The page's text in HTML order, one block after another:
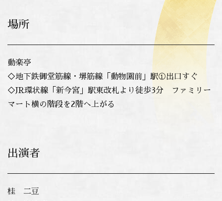
場所
動楽亭
◇地下鉄御堂筋線・堺筋線「動物園前」駅①出口すぐ
◇JR環状線「新今宮」駅東改札より徒歩3分 ファミリー
マート横の階段を2階へ上がる
出演者
桂 二豆